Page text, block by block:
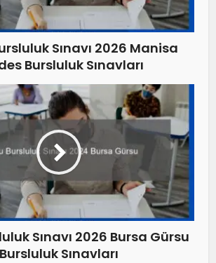
Sınavı 2026 Manisa
Bursluluk Sınavları
Sınavı 2026 Bursa Gürsu
Bursluluk Sınavları